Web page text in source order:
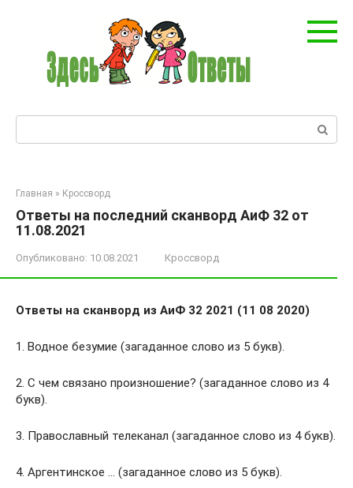
Поиск:
Главная » Кроссворд
Ответы на последний сканворд АиФ 32 от
11.08.2021
Опубликовано: 10.08.2021 Кроссворд
Ответы на сканворд из АиФ 32 2021 (11 08 2020)
1. Водное безумие (загаданное слово из 5 букв).
2. С чем связано произношение? (загаданное слово из 4
букв).
3. Православный телеканал (загаданное слово из 4 букв).
4. Аргентинское … (загаданное слово из 5 букв).